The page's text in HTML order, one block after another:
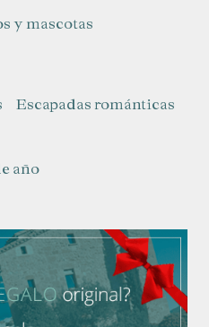
y mascotas
Escapadas románticas
año